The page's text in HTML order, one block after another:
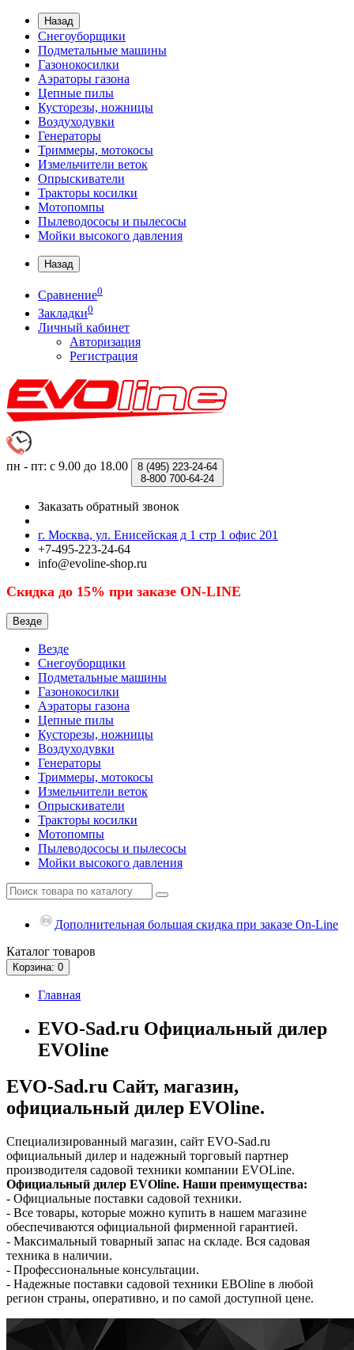
Назад
Снегоуборщики
Подметальные машины
Газонокосилки
Аэраторы газона
Цепные пилы
Кусторезы, ножницы
Воздуходувки
Генераторы
Триммеры, мотокосы
Измельчители веток
Опрыскиватели
Тракторы косилки
Мотопомпы
Пылеводососы и пылесосы
Мойки высокого давления
Назад
Сравнение0
Закладки0
Личный кабинет
Авторизация
Регистрация
пн - пт: с 9.00 до 18.00 8 (495) 223-24-64
8-800 700-64-24
Заказать обратный звонок
г. Москва, ул. Енисейская д 1 стр 1 офис 201
+7-495-223-24-64
info@evoline-shop.ru
Скидка до 15% при заказе ON-LINE
Везде
Везде
Снегоуборщики
Подметальные машины
Газонокосилки
Аэраторы газона
Цепные пилы
Кусторезы, ножницы
Воздуходувки
Генераторы
Триммеры, мотокосы
Измельчители веток
Опрыскиватели
Тракторы косилки
Мотопомпы
Пылеводососы и пылесосы
Мойки высокого давления
Дополнительная большая скидка при заказе On-Line
Каталог товаров
Корзина: 0
Главная
EVO-Sad.ru Официальный дилер
EVOline
EVO-Sad.ru Сайт, магазин,
официальный дилер EVOline.
Специализированный магазин, сайт EVO-Sad.ru
официальный дилер и надежный торговый партнер
производителя садовой техники компании EVOLine.
Официальный дилер EVOline. Наши преимущества:
- Официальные поставки садовой техники.
- Все товары, которые можно купить в нашем магазине
обеспечиваются официальной фирменной гарантией.
- Максимальный товарный запас на складе. Вся садовая
техника в наличии.
- Профессиональные консультации.
- Надежные поставки садовой техники EBOline в любой
регион страны, оперативно, и по самой доступной цене.